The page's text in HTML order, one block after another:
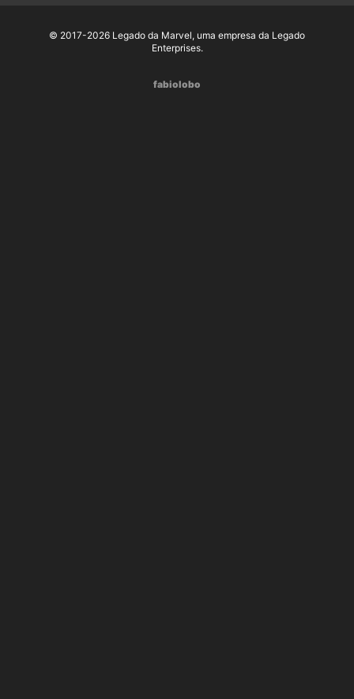
© 2017-2026 Legado da Marvel, uma empresa da Legado
Enterprises.
fabiolobo